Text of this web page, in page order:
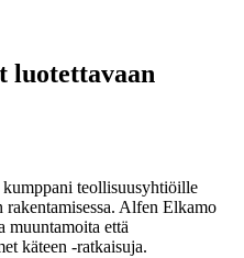
luotettavaan
teollisuusyhtiöille
rakentamisessa. Alfen Elkamo
muuntamoita että
käteen -ratkaisuja.